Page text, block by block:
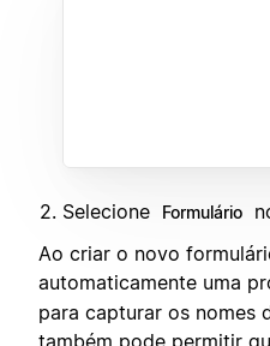
Selecione Formulário
Ao criar o novo
automaticamente uma
para capturar os nomes